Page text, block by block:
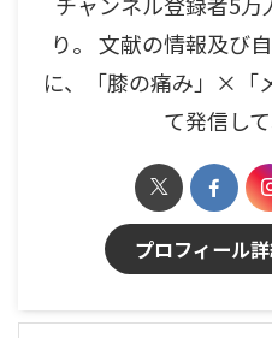
り。 文献の情報及び
に、「膝の痛み」×「
て発信して
プロフィール